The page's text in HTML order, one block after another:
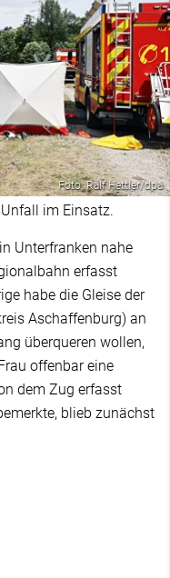
Foto: Ralf Hettler/dpa
im Einsatz.
Unterfranken nahe
erfasst
habe die Gleise der
Aschaffenburg) an
überqueren wollen,
offenbar eine
dem Zug erfasst
blieb zunächst